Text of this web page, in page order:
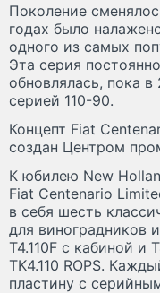
Поколение
годах было
одного из самых
Эта серия
обновлялась, пока
серией 110-90.
Концепт Fiat
создан Центром
К юбилею New
Fiat Centenario
в себя шесть
для виноградников
T4.110F с кабиной и
TK4.110 ROPS.
пластину с